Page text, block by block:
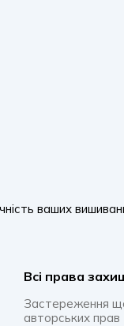
ваших
Всi права
Застереження
авторських прав